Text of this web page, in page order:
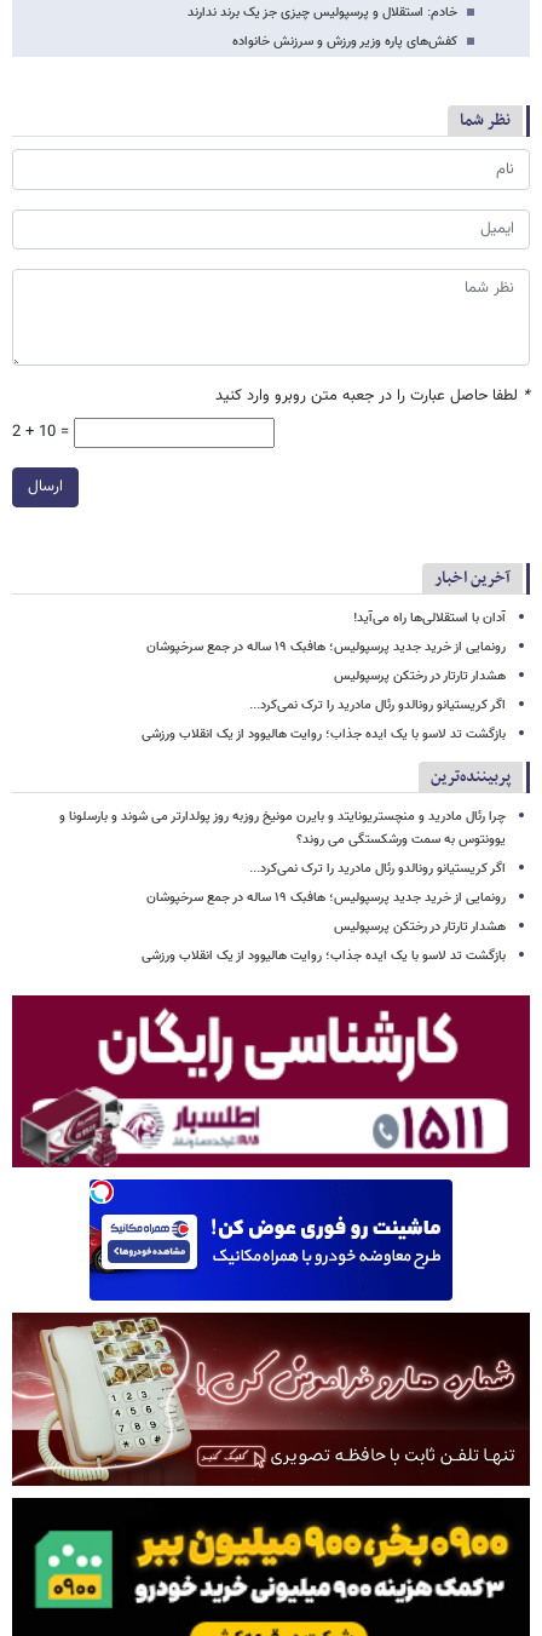
خادم: استقلال و پرسپولیس چیزی جز یک برند ندارند
کفش‌های پاره وزیر ورزش و سرزنش خانواده
نظر شما
* لطفا حاصل عبارت را در جعبه متن روبرو وارد کنید
2 + 10 =
ارسال
آخرین اخبار
آدان با استقلالی‌ها راه می‌آید!
رونمایی از خرید جدید پرسپولیس؛ هافبک ۱۹ ساله در جمع سرخپوشان
هشدار تارتار در رختکن پرسپولیس
اگر کریستیانو رونالدو رئال مادرید را ترک نمی‌کرد...
بازگشت تد لاسو با یک ایده جذاب؛ روایت هالیوود از یک انقلاب ورزشی
پربیننده‌ترین
چرا رئال مادرید و منچستریونایتد و بایرن مونیخ روزبه روز پولدارتر می شوند و بارسلونا و
یوونتوس به سمت ورشکستگی می روند؟
اگر کریستیانو رونالدو رئال مادرید را ترک نمی‌کرد...
رونمایی از خرید جدید پرسپولیس؛ هافبک ۱۹ ساله در جمع سرخپوشان
هشدار تارتار در رختکن پرسپولیس
بازگشت تد لاسو با یک ایده جذاب؛ روایت هالیوود از یک انقلاب ورزشی